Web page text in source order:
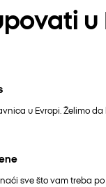
u
u Evropi. Želimo
sve što vam treba